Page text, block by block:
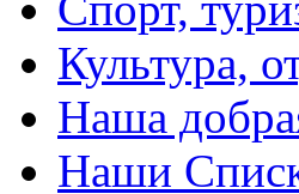
Культура,
Наша
Наши